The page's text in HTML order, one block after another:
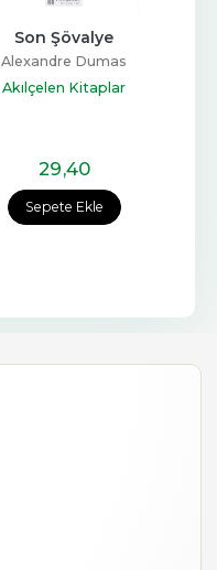
Sepete Ekle
Son Şövalye
Alexandre Dumas
Akılçelen Kitaplar
29,40